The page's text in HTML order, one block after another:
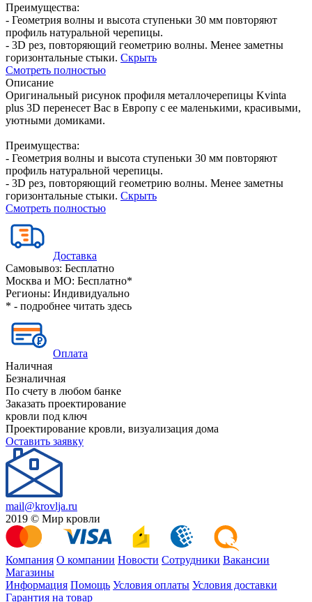
Преимущества:
- Геометрия волны и высота ступеньки 30 мм повторяют
профиль натуральной черепицы.
- 3D рез, повторяющий геометрию волны. Менее заметны
горизонтальные стыки. Скрыть
Смотреть полностью
Описание
Оригинальный рисунок профиля металлочерепицы Kvinta
plus 3D перенесет Вас в Европу с ее маленькими, красивыми,
уютными домиками.
Преимущества:
- Геометрия волны и высота ступеньки 30 мм повторяют
профиль натуральной черепицы.
- 3D рез, повторяющий геометрию волны. Менее заметны
горизонтальные стыки. Скрыть
Смотреть полностью
Доставка
Самовывоз: Бесплатно
Москва и МО: Бесплатно*
Регионы: Индивидуально
* - подробнее читать здесь
Оплата
Наличная
Безналичная
По счету в любом банке
Заказать проектирование
кровли под ключ
Проектирование кровли, визуализация дома
Оставить заявку
mail@krovlja.ru
2019 © Мир кровли
Компания О компании Новости Сотрудники Вакансии
Магазины
Информация Помощь Условия оплаты Условия доставки
Гарантия на товар